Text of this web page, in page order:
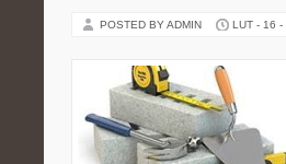
POSTED BY ADMIN LUT - 16 -